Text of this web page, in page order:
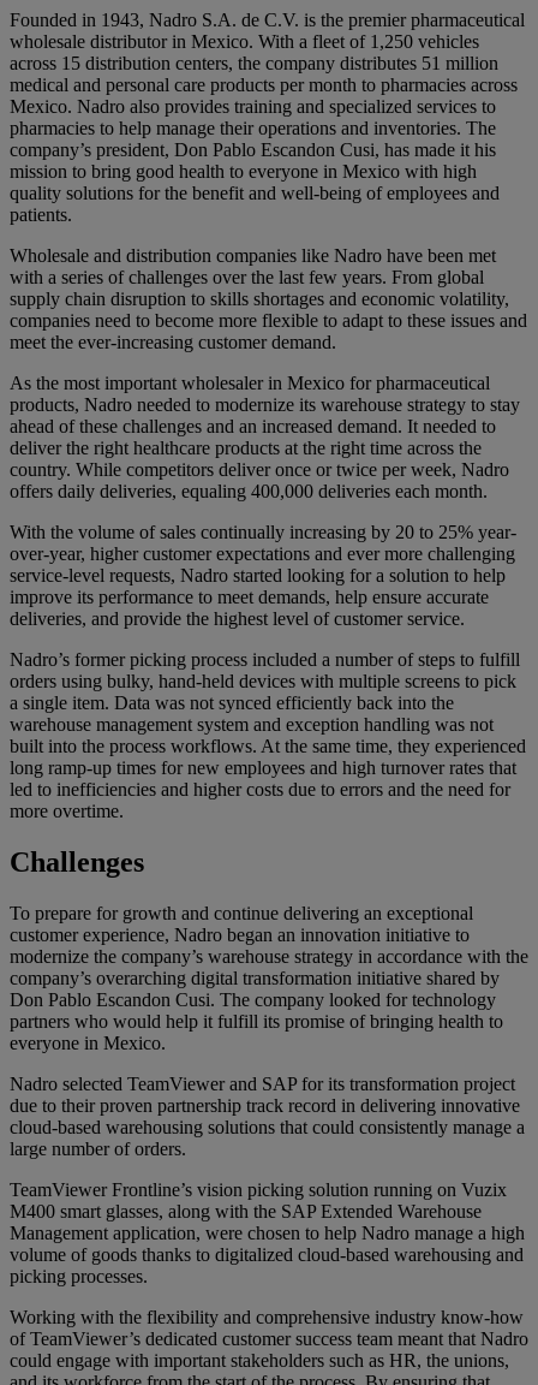
Founded in 1943, Nadro S.A. de C.V. is the premier pharmaceutical
wholesale distributor in Mexico. With a fleet of 1,250 vehicles
across 15 distribution centers, the company distributes 51 million
medical and personal care products per month to pharmacies across
Mexico. Nadro also provides training and specialized services to
pharmacies to help manage their operations and inventories. The
company’s president, Don Pablo Escandon Cusi, has made it his
mission to bring good health to everyone in Mexico with high
quality solutions for the benefit and well-being of employees and
patients.
Wholesale and distribution companies like Nadro have been met
with a series of challenges over the last few years. From global
supply chain disruption to skills shortages and economic volatility,
companies need to become more flexible to adapt to these issues and
meet the ever-increasing customer demand.
As the most important wholesaler in Mexico for pharmaceutical
products, Nadro needed to modernize its warehouse strategy to stay
ahead of these challenges and an increased demand. It needed to
deliver the right healthcare products at the right time across the
country. While competitors deliver once or twice per week, Nadro
offers daily deliveries, equaling 400,000 deliveries each month.
With the volume of sales continually increasing by 20 to 25% year-
over-year, higher customer expectations and ever more challenging
service-level requests, Nadro started looking for a solution to help
improve its performance to meet demands, help ensure accurate
deliveries, and provide the highest level of customer service.
​Nadro’s former picking process included a number of steps to fulfill
orders using bulky, hand-held devices with multiple screens to pick
a single item. Data was not synced efficiently back into the
warehouse management system and exception handling was not
built into the process workflows. At the same time, they experienced
long ramp-up times for new employees and high turnover rates that
led to inefficiencies and higher costs due to errors and the need for
more overtime.
Challenges
To prepare for growth and continue delivering an exceptional
customer experience, Nadro began an innovation initiative to
modernize the company’s warehouse strategy in accordance with the
company’s overarching digital transformation initiative shared by
Don Pablo Escandon Cusi. The company looked for technology
partners who would help it fulfill its promise of bringing health to
everyone in Mexico.
Nadro selected TeamViewer and SAP for its transformation project
due to their proven partnership track record in delivering innovative
cloud-based warehousing solutions that could consistently manage a
large number of orders.
TeamViewer Frontline’s vision picking solution running on Vuzix
M400 smart glasses, along with the SAP Extended Warehouse
Management application, were chosen to help Nadro manage a high
volume of goods thanks to digitalized cloud-based warehousing and
picking processes.
Working with the flexibility and comprehensive industry know-how
of TeamViewer’s dedicated customer success team meant that Nadro
could engage with important stakeholders such as HR, the unions,